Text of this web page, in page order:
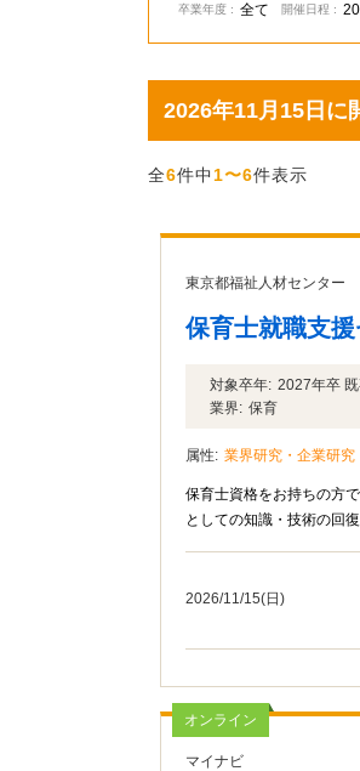
卒業年度 : 全て 開催日程 :
2026年11月15日に
全6件中 1〜6件表示
東京都福祉人材センター
保育士就職支
対象卒年: 2027年卒 既
業界: 保育
属性: 業界研究・企業研究
保育士資格をお持ちの方
としての知識・技術の回
2026/11/15(日)
オンライン
マイナビ